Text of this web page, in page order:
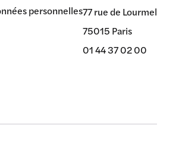
personnelles77 rue de Lourmel
75015 Paris
01 44 37 02 00